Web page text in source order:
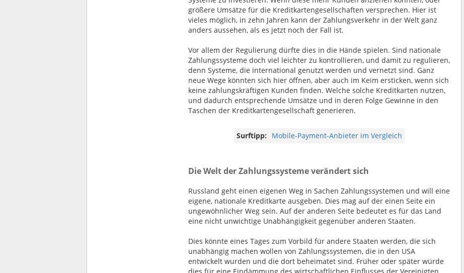
größere Umsätze für die Kreditkartengesellschaften versprechen. Hier ist
vieles möglich, in zehn Jahren kann der Zahlungsverkehr in der Welt ganz
anders aussehen, als es jetzt noch der Fall ist.
Vor allem der Regulierung dürfte dies in die Hände spielen. Sind nationale
Zahlungssysteme doch viel leichter zu kontrollieren, und damit zu regulieren,
denn Systeme, die international genutzt werden und vernetzt sind. Ganz
neue Wege könnten sich hier öffnen, aber auch im Keim ersticken, wenn sich
keine zahlungskräftigen Kunden finden. Welche solche Kreditkarten nutzen,
und dadurch entsprechende Umsätze und in deren Folge Gewinne in den
Taschen der Kreditkartengesellschaft generieren.
Surftipp: Mobile-Payment-Anbieter im Vergleich
Die Welt der Zahlungssysteme verändert sich
Russland geht einen eigenen Weg in Sachen Zahlungssystemen und will eine
eigene, nationale Kreditkarte ausgeben. Dies mag auf der einen Seite ein
ungewöhnlicher Weg sein. Auf der anderen Seite bedeutet es für das Land
eine nicht unwichtige Unabhängigkeit gegenüber anderen Staaten.
Dies könnte eines Tages zum Vorbild für andere Staaten werden, die sich
unabhängig machen wollen von Zahlungssystemen, die in den USA
entwickelt wurden und die dort beheimatet sind. Früher oder später würde